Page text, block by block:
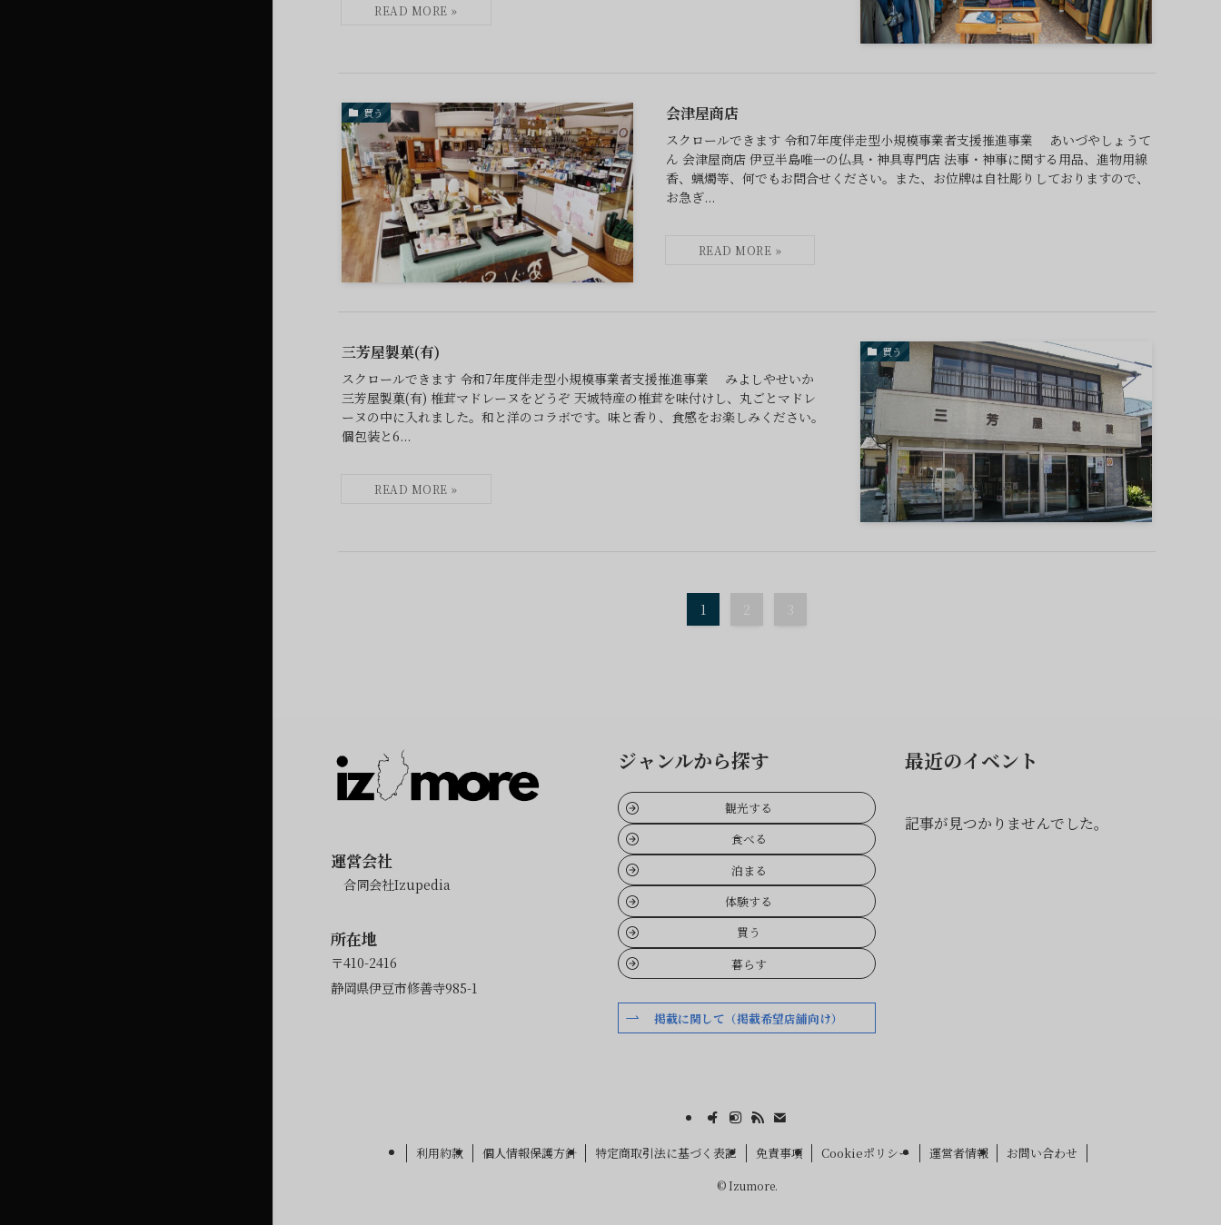
買う 会津屋商店
スクロールできます 令和7年度伴走型小規模事業者支援推進事業 あいづやしょうて
ん 会津屋商店 伊豆半島唯一の仏具・神具専門店 法事・神事に関する用品、進物用線
香、蝋燭等、何でもお問合せください。また、お位牌は自社彫りしておりますので、
お急ぎ...
買う
三芳屋製菓(有)
スクロールできます 令和7年度伴走型小規模事業者支援推進事業 みよしやせいか
三芳屋製菓(有) 椎茸マドレーヌをどうぞ 天城特産の椎茸を味付けし、丸ごとマドレ
ーヌの中に入れました。和と洋のコラボです。味と香り、食感をお楽しみください。
個包装と6...
1 2 3
運営会社
合同会社Izupedia
所在地
〒410-2416
静岡県伊豆市修善寺985-1
ジャンルから探す
観光する
食べる
泊まる
体験する
買う
暮らす
掲載に関して（掲載希望店舗向け）
最近のイベント
記事が見つかりませんでした。
利用約款 個人情報保護方針 特定商取引法に基づく表記 免責事項 Cookieポリシー 運営者情報 お問い合わせ
©Izumore.